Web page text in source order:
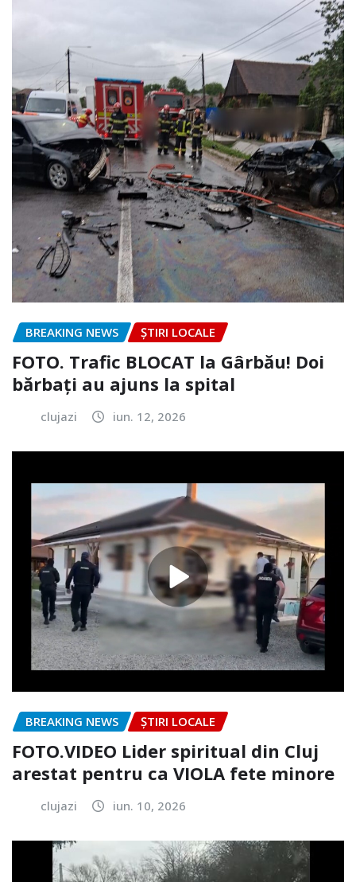
BREAKING NEWS ȘTIRI LOCALE
FOTO. Trafic BLOCAT la Gârbău! Doi
bărbați au ajuns la spital
clujazi iun. 12, 2026
BREAKING NEWS ȘTIRI LOCALE
FOTO.VIDEO Lider spiritual din Cluj
arestat pentru ca VIOLA fete minore
clujazi iun. 10, 2026